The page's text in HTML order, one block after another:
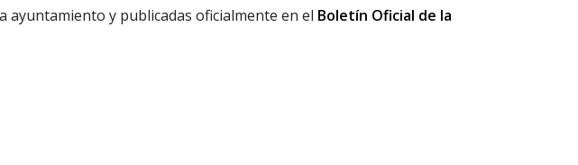
ayuntamiento y publicadas oficialmente en el Boletín Oficial de la